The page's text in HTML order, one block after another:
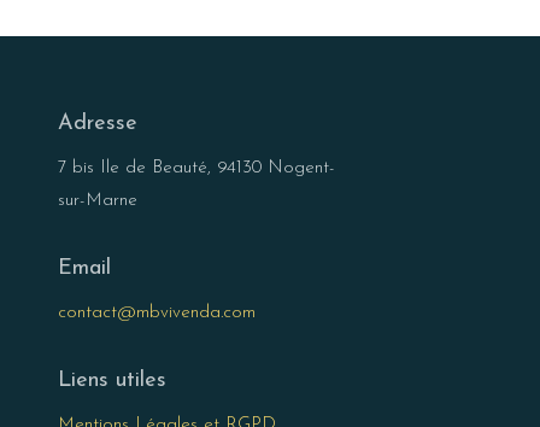
Adresse
7 bis Ile de Beauté, 94130 Nogent-
sur-Marne
Email
contact@mbvivenda.com
Liens utiles